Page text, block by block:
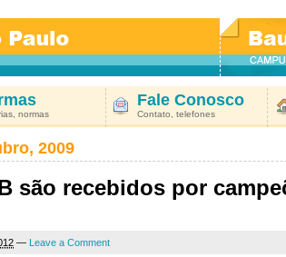
normas
Fale Conosco
Contato, telefones
2009
são recebidos por
— Leave a Comment